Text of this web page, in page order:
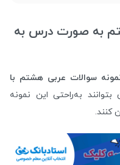
به صورت درس به
سوالات عربی هشتم با
به‌راحتی این نمونه
کنند.